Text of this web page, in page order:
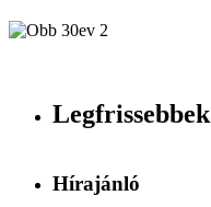
Legfrissebbek
Hírajánló